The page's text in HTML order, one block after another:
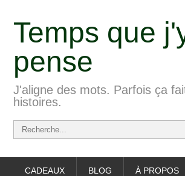
Temps que
pense
J'aligne des mots. Parfois ça
histoires.
CADEAUX BLOG À PROPOS